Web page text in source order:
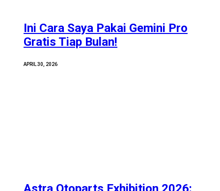
Ini Cara Saya Pakai Gemini Pro
Gratis Tiap Bulan!
APRIL 30, 2026